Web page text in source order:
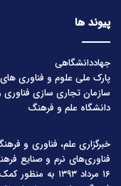
پیوند ها
جهاددانشگاهی
پارک ملی علوم و فناوری
سازمان تجاری سازی فناوری
دانشگاه علم و فرهنگ
خبرگزاری علم، فناوری و
فناوری‌های نرم و صنایع
۱۶ مرداد ۱۳۹۳